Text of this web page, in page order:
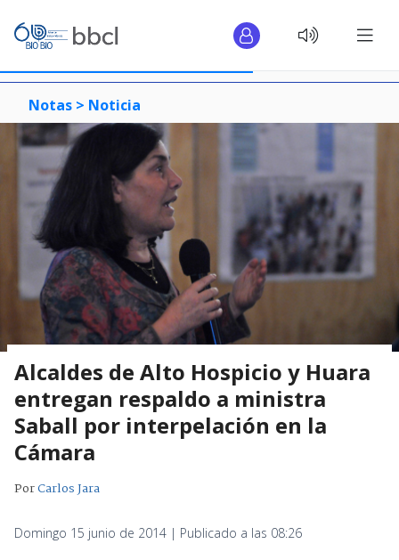
Notas > Noticia
Alcaldes de Alto Hospicio y Huara
entregan respaldo a ministra
Saball por interpelación en la
Cámara
PorCarlos Jara
Domingo 15 junio de 2014 | Publicado a las 08:26